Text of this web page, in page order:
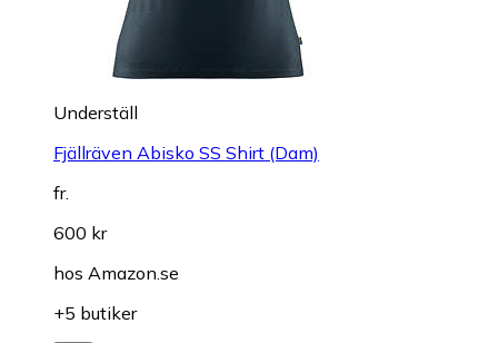
Underställ
Fjällräven Abisko SS Shirt (Dam)
fr.
600 kr
hos Amazon.se
+5 butiker